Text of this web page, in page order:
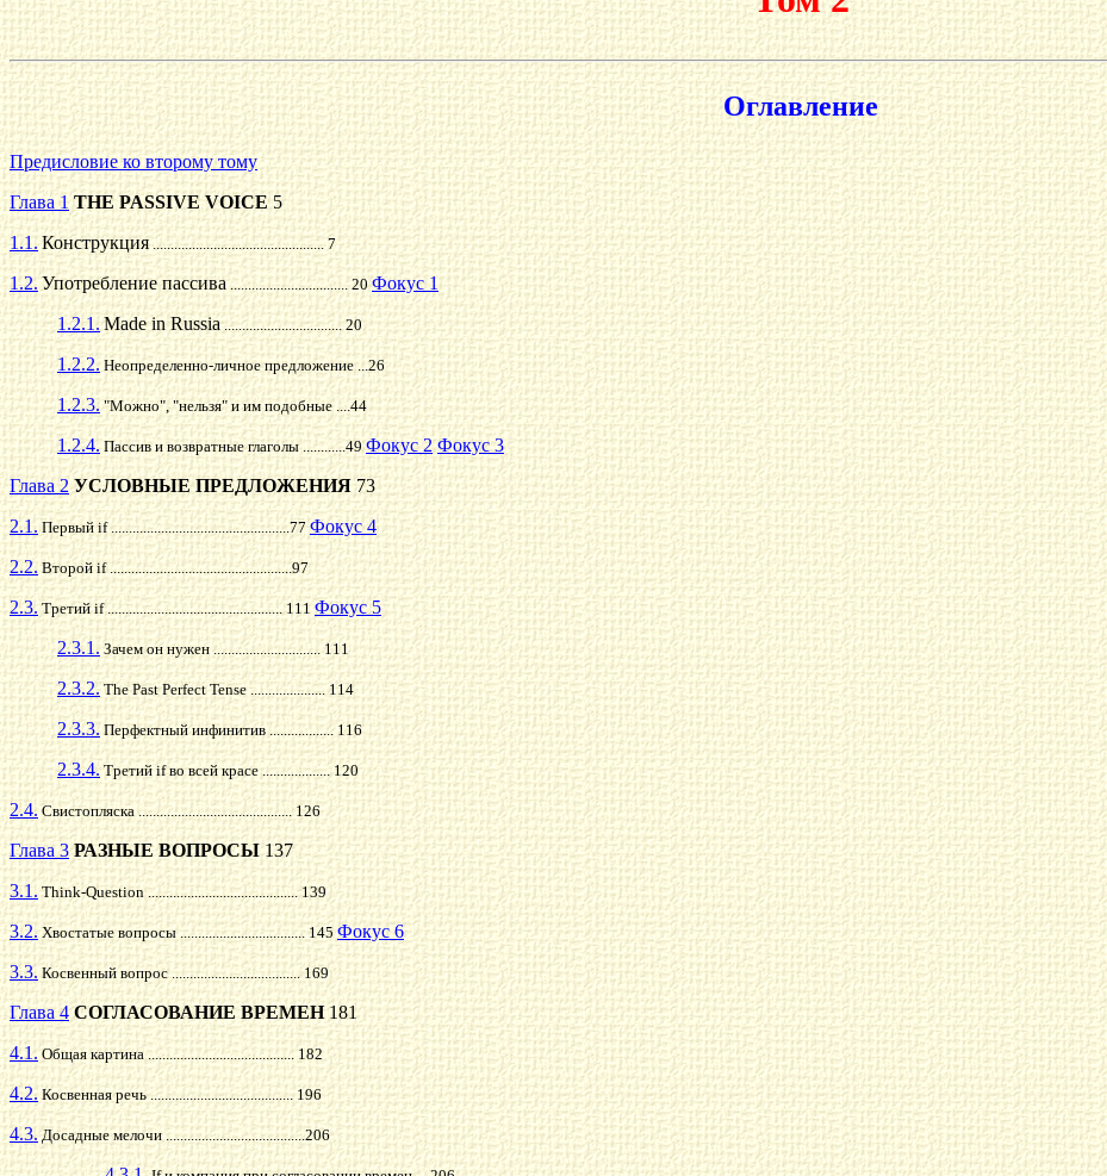
Оглавление
Предисловие ко второму тому
Глава 1THE PASSIVE VOICE5
1.1.Конструкция................................................ 7
1.2.Употребление пассива................................. 20Фокус 1
1.2.1. Made in Russia................................. 20
1.2.2. Неопределенно-личное предложение ...26
1.2.3."Можно", "нельзя" и им подобные ....44
1.2.4.Пассив и возвратные глаголы ............49Фокус 2 Фокус 3
Глава 2УСЛОВНЫЕ ПРЕДЛОЖЕНИЯ73
2.1.Первый if ..................................................77Фокус 4
2.2.Второй if ...................................................97
2.3.Третий if ................................................. 111 Фокус 5
2.3.1.Зачем он нужен .............................. 111
2.3.2.The Past Perfect Tense ..................... 114
2.3.3.Перфектный инфинитив .................. 116
2.3.4.Третий if во всей красе ................... 120
2.4.Свистопляска ........................................... 126
Глава 3РАЗНЫЕ ВОПРОСЫ137
3.1.Think-Question .......................................... 139
3.2.Хвостатые вопросы ................................... 145Фокус 6
3.3.Косвенный вопрос .................................... 169
Глава 4СОГЛАСОВАНИЕ ВРЕМЕН181
4.1.Общая картина ......................................... 182
4.2.Косвенная речь ........................................ 196
4.3.Досадные мелочи .......................................206